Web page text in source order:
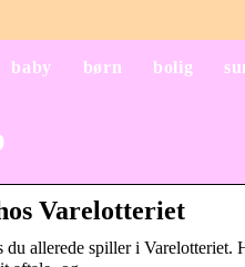
baby børn bolig
Varelotteriet
du allerede spiller i